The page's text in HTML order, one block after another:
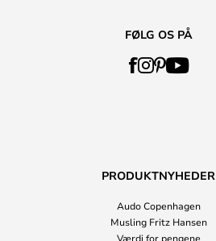
FØLG OS PÅ
PRODUKTNYHEDER
Audo Copenhagen
Musling Fritz Hansen
Værdi for pengene